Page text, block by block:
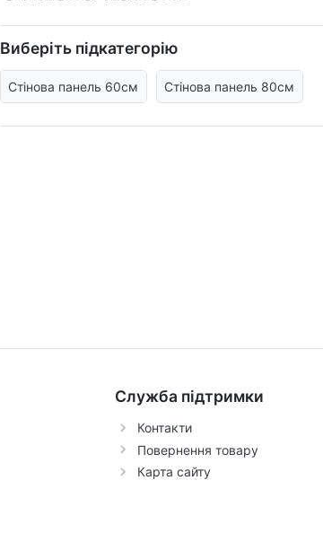
Виберіть підкатегорію
Стінова панель 60см Стінова панель 80см
Служба підтримки
Контакти
Повернення товару
Карта сайту